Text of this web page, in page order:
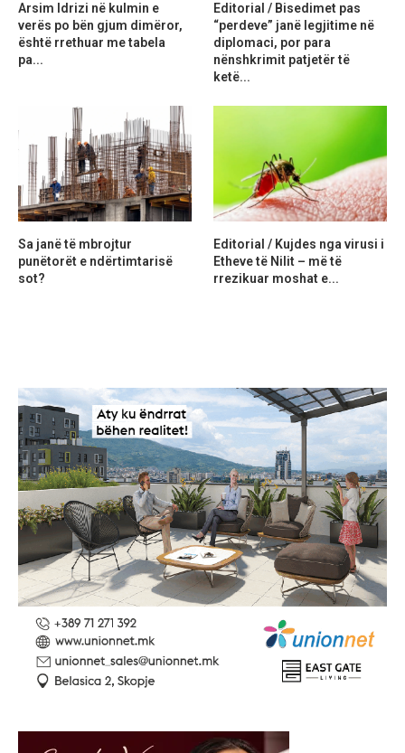
Arsim Idrizi në kulmin e
verës po bën gjum dimëror,
është rrethuar me tabela
pa...
Editorial / Bisedimet pas
“perdeve” janë legjitime në
diplomaci, por para
nënshkrimit patjetër të
ketë...
Sa janë të mbrojtur
punëtorët e ndërtimtarisë
sot?
Editorial / Kujdes nga virusi i
Etheve të Nilit – më të
rrezikuar moshat e...